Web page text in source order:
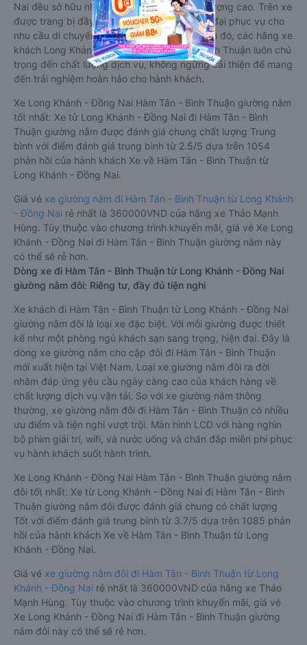
Dòng xe đi Hàm Tân - Bình Thuận từ Long Khánh - Đồng Nai
giường nằm chất lượng cao: Thoải mái, giá cả tốt nhất
Những nhà xe đi Hàm Tân - Bình Thuận từ Long Khánh - Đồng
Nai đều sở hữu những xe giường nằm chất lượng cao. Trên xe
được trang bị đầy đủ các trang thiết bị hiện đại phục vụ cho
nhu cầu di chuyển của hành khách. Bên cạnh đó, các hãng xe
khách Long Khánh - Đồng Nai Hàm Tân - Bình Thuận luôn chú
trọng đến chất lượng dịch vụ, không ngừng cải thiện để mang
đến trải nghiệm hoàn hảo cho hành khách.
Xe Long Khánh - Đồng Nai Hàm Tân - Bình Thuận giường nằm
tốt nhất: Xe từ Long Khánh - Đồng Nai đi Hàm Tân - Bình
Thuận giường nằm được đánh giá chung chất lượng Trung
bình với điểm đánh giá trung bình từ 2.5/5 dựa trên 1054
phản hồi của hành khách Xe về Hàm Tân - Bình Thuận từ
Long Khánh - Đồng Nai.
Giá vé
xe giường nằm đi Hàm Tân - Bình Thuận từ Long Khánh
- Đồng Nairẻ nhất là 360000VND của hãng xe Thảo Mạnh
Hùng. Tùy thuộc vào chương trình khuyến mãi, giá vé Xe Long
Khánh - Đồng Nai đi Hàm Tân - Bình Thuận giường nằm này
có thể sẽ rẻ hơn.
Dòng xe đi Hàm Tân - Bình Thuận từ Long Khánh - Đồng Nai
giường nằm đôi: Riêng tư, đầy đủ tiện nghi
Xe khách đi Hàm Tân - Bình Thuận từ Long Khánh - Đồng Nai
giường nằm đôi là loại xe đặc biệt. Với mỗi giường được thiết
kế như một phòng ngủ khách sạn sang trọng, hiện đại. Đây là
dòng xe giường nằm cho cặp đôi đi Hàm Tân - Bình Thuận
mới xuất hiện tại Việt Nam. Loại xe giường nằm đôi ra đời
nhằm đáp ứng yêu cầu ngày càng cao của khách hàng về
chất lượng dịch vụ vận tải. So với xe giường nằm thông
thường, xe giường nằm đôi đi Hàm Tân - Bình Thuận có nhiều
ưu điểm và tiện nghi vượt trội. Màn hình LCD với hàng nghìn
bộ phim giải trí, wifi, và nước uống và chăn đắp miễn phí phục
vụ hành khách suốt hành trình.
Xe Long Khánh - Đồng Nai Hàm Tân - Bình Thuận giường nằm
đôi tốt nhất: Xe từ Long Khánh - Đồng Nai đi Hàm Tân - Bình
Thuận giường nằm đôi được đánh giá chung có chất lượng
Tốt với điểm đánh giá trung bình từ 3.7/5 dựa trên 1085 phản
hồi của hành khách Xe về Hàm Tân - Bình Thuận từ Long
Khánh - Đồng Nai.
Giá véxe giường nằm đôi đi Hàm Tân - Bình Thuận từ Long
Khánh - Đồng Nairẻ nhất là 360000VND của hãng xe Thảo